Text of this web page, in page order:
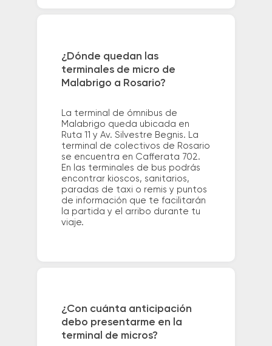
¿Dónde quedan las
terminales de micro de
Malabrigo a Rosario?
La terminal de ómnibus de
Malabrigo queda ubicada en
Ruta 11 y Av. Silvestre Begnis. La
terminal de colectivos de Rosario
se encuentra en Cafferata 702.
En las terminales de bus podrás
encontrar kioscos, sanitarios,
paradas de taxi o remis y puntos
de información que te facilitarán
la partida y el arribo durante tu
viaje.
¿Con cuánta anticipación
debo presentarme en la
terminal de micros?